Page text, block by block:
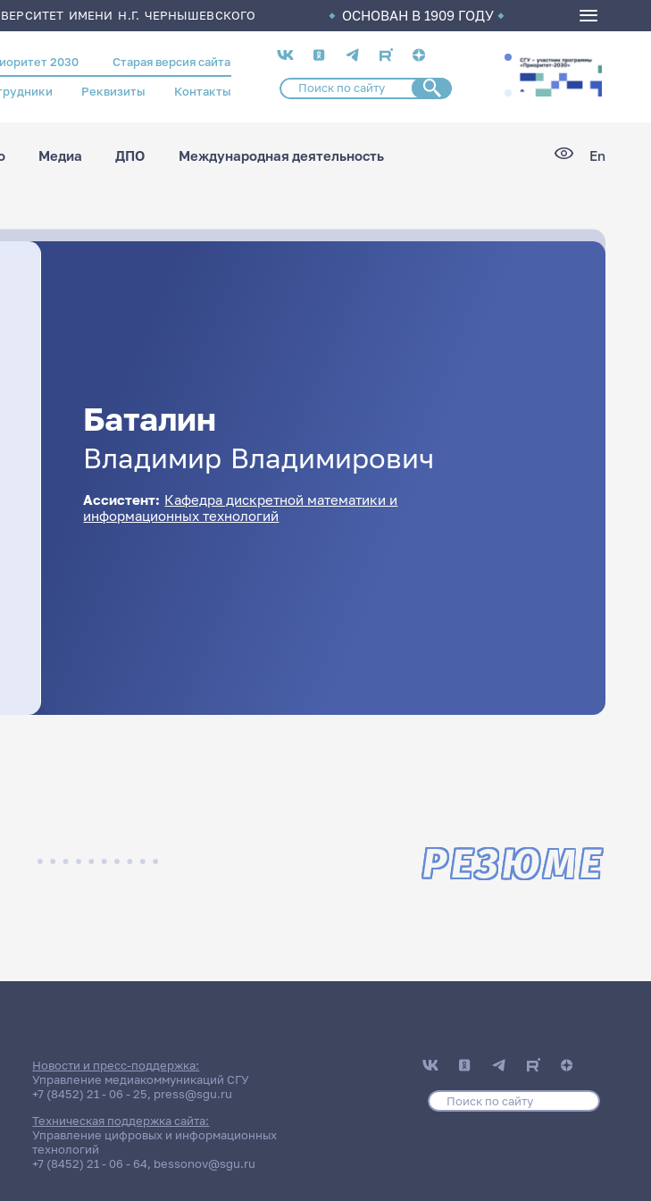
ИМЕНИ Н.Г. ЧЕРНЫШЕВСКОГО ОСНОВАН В 1909 ГОДУ
2030 Старая версия сайта
Реквизиты Контакты
Социальные
сети
Медиа ДПО Международная деятельность En
Баталин
Владимир Владимирович
Ассистент: Кафедра дискретной математики и
информационных технологий
РЕЗЮМЕ
Новости и пресс-поддержка:
Управление медиакоммуникаций СГУ
+7 (8452) 21 - 06 - 25, press@sgu.ru
Техническая поддержка сайта:
Управление цифровых и информационных
технологий
+7 (8452) 21 - 06 - 64, bessonov@sgu.ru